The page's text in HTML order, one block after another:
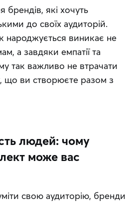
брендів, які хочуть
до своїх аудиторій.
народжується виникає не
а завдяки емпатії та
так важливо не втрачати
що ви створюєте разом з
людей: чому
може вас
свою аудиторію, бренди